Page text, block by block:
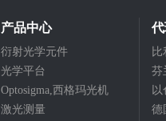
产品中心
衍射光学元件
光学平台
Optosigma,西格玛光机
激光测量
比
芬
以
德